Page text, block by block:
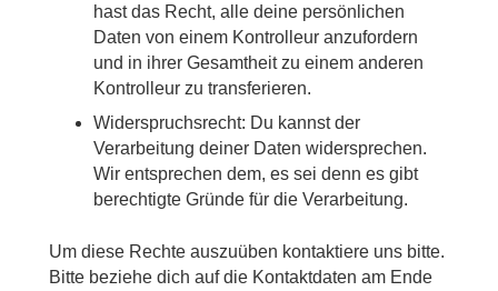
hast das Recht, alle deine persönlichen
Daten von einem Kontrolleur anzufordern
und in ihrer Gesamtheit zu einem anderen
Kontrolleur zu transferieren.
Widerspruchsrecht: Du kannst der
Verarbeitung deiner Daten widersprechen.
Wir entsprechen dem, es sei denn es gibt
berechtigte Gründe für die Verarbeitung.
Um diese Rechte auszuüben kontaktiere uns bitte.
Bitte beziehe dich auf die Kontaktdaten am Ende